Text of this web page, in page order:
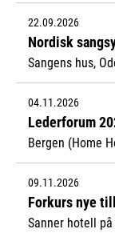
22.09.2026
Nordisk
Sangens hus,
04.11.2026
Lederforum
Bergen (Home
09.11.2026
Forkurs nye
Sanner hotell på